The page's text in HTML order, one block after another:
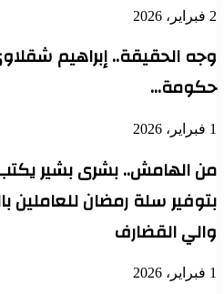
2 فبراير، 2026
وجه الحقيقة.. إبراهيم
حكومة…
1 فبراير، 2026
من الهامش.. بشرى بشير
بتوفير سلة رمضان للعاملين
والي القضارف
1 فبراير، 2026